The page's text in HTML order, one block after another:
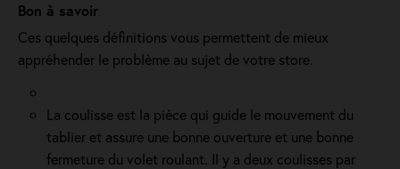
Bon à savoir
Ces quelques définitions vous permettent de mieux
appréhender le problème au sujet de votre store.
La coulisse est la pièce qui guide le mouvement du
tablier et assure une bonne ouverture et une bonne
fermeture du volet roulant. Il y a deux coulisses par